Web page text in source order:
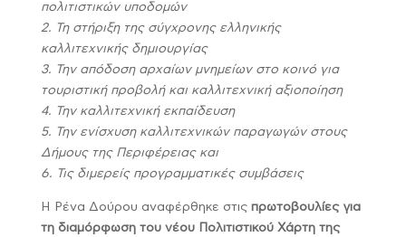
πολιτιστικών υποδομών
2. Τη στήριξη της σύγχρονης ελληνικής
καλλιτεχνικής δημιουργίας
3. Την απόδοση αρχαίων μνημείων στο κοινό για
τουριστική προβολή και καλλιτεχνική αξιοποίηση
4. Την καλλιτεχνική εκπαίδευση
5. Την ενίσχυση καλλιτεχνικών παραγωγών στους
Δήμους της Περιφέρειας και
6. Τις διμερείς προγραμματικές συμβάσεις
Η Ρένα Δούρου αναφέρθηκε στις πρωτοβουλίες για
τη διαμόρφωση του νέου Πολιτιστικού Χάρτη της